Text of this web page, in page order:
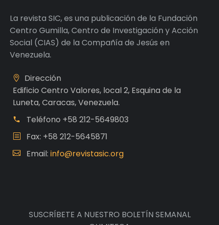
La revista SIC, es una publicación de la Fundación
Centro Gumilla, Centro de Investigación y Acción
Social (CIAS) de la Compañía de Jesús en
Venezuela.
Dirección
Edificio Centro Valores, local 2, Esquina de la
Luneta, Caracas, Venezuela.
Teléfono +58 212-5649803
Fax: +58 212-5645871
Email: info@revistasic.org
SUSCRÍBETE A NUESTRO BOLETÍN SEMANAL